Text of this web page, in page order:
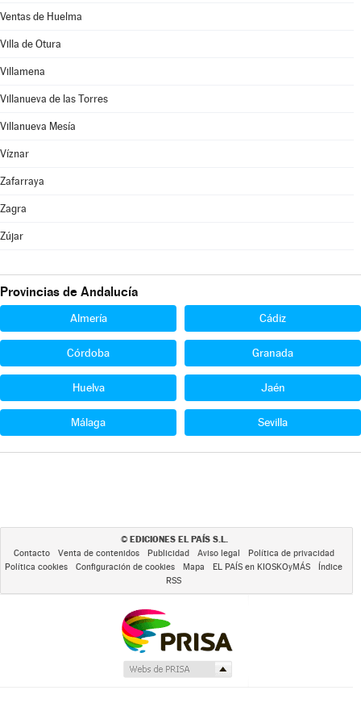
Ventas de Huelma
Villa de Otura
Villamena
Villanueva de las Torres
Villanueva Mesía
Víznar
Zafarraya
Zagra
Zújar
Provincias de Andalucía
Almería Cádiz
Córdoba Granada
Huelva Jaén
Málaga Sevilla
© EDICIONES EL PAÍS S.L.
Contacto Venta de contenidos Publicidad Aviso legal
Política de privacidad
Política cookies
Configuración de cookies Mapa EL PAÍS en KIOSKOyMÁS
Índice
RSS